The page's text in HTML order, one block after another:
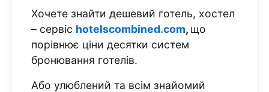
Хочете знайти дешевий готель, хостел
– сервіс hotelscombined.com, що
порівнює ціни десятки систем
бронювання готелів.
Або улюблений та всім знайомий